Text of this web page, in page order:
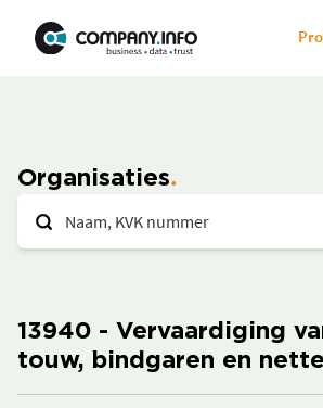
Organisaties
13940 - Vervaardiging
touw, bindgaren en